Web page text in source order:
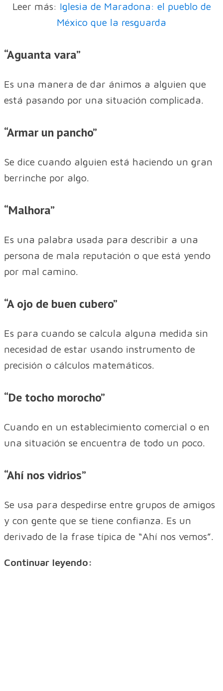
Leer más: Iglesia de Maradona: el pueblo de
México que la resguarda
“Aguanta vara”
Es una manera de dar ánimos a alguien que
está pasando por una situación complicada.
“Armar un pancho”
Se dice cuando alguien está haciendo un gran
berrinche por algo.
“Malhora”
Es una palabra usada para describir a una
persona de mala reputación o que está yendo
por mal camino.
“A ojo de buen cubero”
Es para cuando se calcula alguna medida sin
necesidad de estar usando instrumento de
precisión o cálculos matemáticos.
“De tocho morocho”
Cuando en un establecimiento comercial o en
una situación se encuentra de todo un poco.
“Ahí nos vidrios”
Se usa para despedirse entre grupos de amigos
y con gente que se tiene confianza. Es un
derivado de la frase típica de “Ahí nos vemos”.
Continuar leyendo: